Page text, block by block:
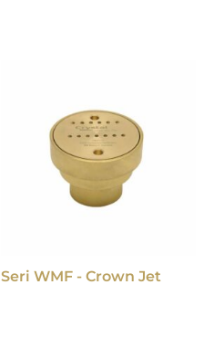
Seri WMF - Crown Jet